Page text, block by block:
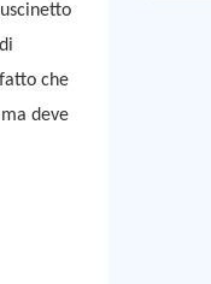
che
deve